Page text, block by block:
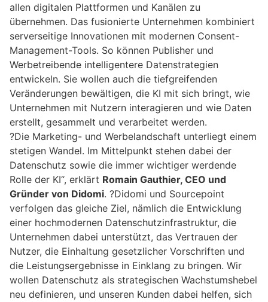
allen digitalen Plattformen und Kanälen zu
übernehmen. Das fusionierte Unternehmen kombiniert
serverseitige Innovationen mit modernen Consent-
Management-Tools. So können Publisher und
Werbetreibende intelligentere Datenstrategien
entwickeln. Sie wollen auch die tiefgreifenden
Veränderungen bewältigen, die KI mit sich bringt, wie
Unternehmen mit Nutzern interagieren und wie Daten
erstellt, gesammelt und verarbeitet werden.
?Die Marketing- und Werbelandschaft unterliegt einem
stetigen Wandel. Im Mittelpunkt stehen dabei der
Datenschutz sowie die immer wichtiger werdende
Rolle der KI“, erklärt Romain Gauthier, CEO und
Gründer von Didomi. ?Didomi und Sourcepoint
verfolgen das gleiche Ziel, nämlich die Entwicklung
einer hochmodernen Datenschutzinfrastruktur, die
Unternehmen dabei unterstützt, das Vertrauen der
Nutzer, die Einhaltung gesetzlicher Vorschriften und
die Leistungsergebnisse in Einklang zu bringen. Wir
wollen Datenschutz als strategischen Wachstumshebel
neu definieren, und unseren Kunden dabei helfen, sich